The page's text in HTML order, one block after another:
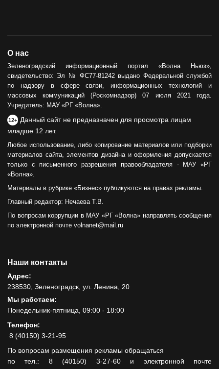
О нас
Зеленоградский информационный портал «Волна Ньюз»,
свидетельство: Эл № ФС77-81242 выдано Федеральной службой
по надзору в сфере связи, информационных технологий и
массовых коммуникаций (Роскомнадзор) 07 июля 2021 года.
Учредитель: МАУ «РГ «Волна».
12+ Данный сайт не предназначен для просмотра лицам
младше 12 лет.
Любое использование, либо копирование материалов или подборки
материалов сайта, элементов дизайна и оформления допускается
только с письменного разрешения правообладателя - МАУ «РГ
«Волна».
Материалы в рубрике «Бизнес» публикуются на правах рекламы.
Главный редактор: Нечаева Т.В.
По вопросам коррупции в МАУ «РГ «Волна» направлять сообщения
по электронной почте volnanet@mail.ru
Наши контакты
Адрес:
238530, Зеленоградск, ул. Ленина, 20
Мы работаем:
Понедельник-пятница, 09:00 - 18:00
Телефон:
8 (40150) 3-21-95
По вопросам размещения рекламы обращаться
по тел.: 8 (40150) 3-27-60 и электронной почте